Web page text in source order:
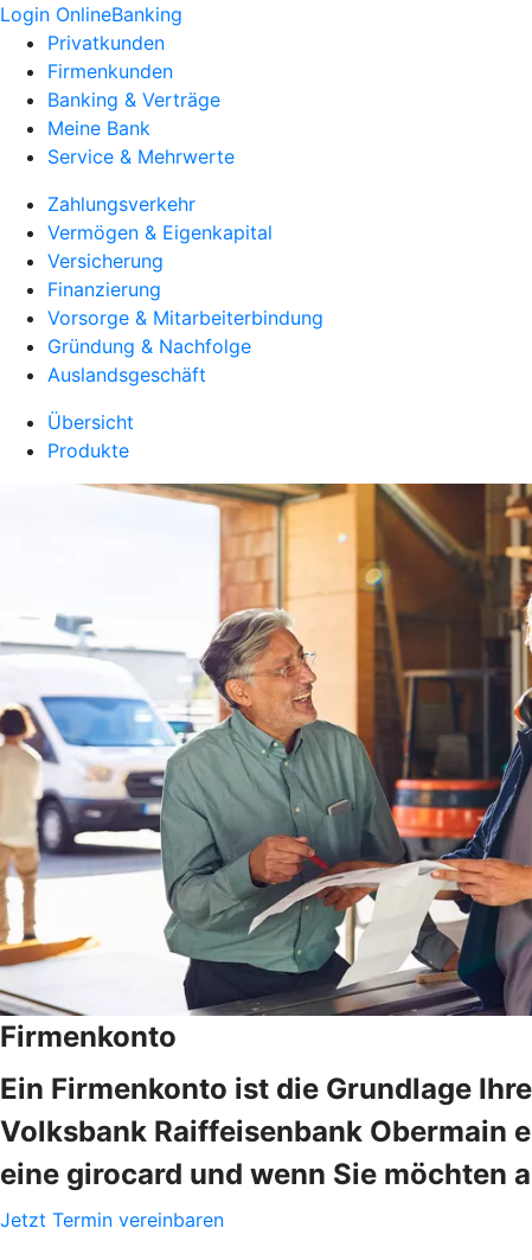
Login OnlineBanking
Privatkunden
Firmenkunden
Banking & Verträge
Meine Bank
Service & Mehrwerte
Zahlungsverkehr
Vermögen & Eigenkapital
Versicherung
Finanzierung
Vorsorge & Mitarbeiterbindung
Gründung & Nachfolge
Auslandsgeschäft
Übersicht
Produkte
Firmenkonto
Ein Firmenkonto ist die Grundlage
Volksbank Raiffeisenbank Obermain
eine girocard und wenn Sie möchten
Jetzt Termin vereinbaren